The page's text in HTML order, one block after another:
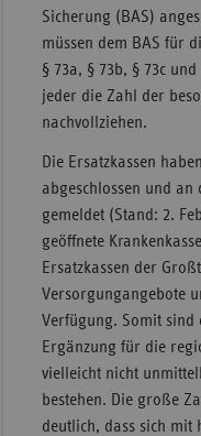
Sicherung (BAS)
müssen dem BAS für
§ 73a, § 73b, § 73c
jeder die Zahl der
nachvollziehen.
Die Ersatzkassen
abgeschlossen und an
gemeldet (Stand: 2.
geöffnete
Ersatzkassen der
Versorgungangebote
Verfügung. Somit sind
Ergänzung für die
vielleicht nicht
bestehen. Die große
deutlich, dass sich mit